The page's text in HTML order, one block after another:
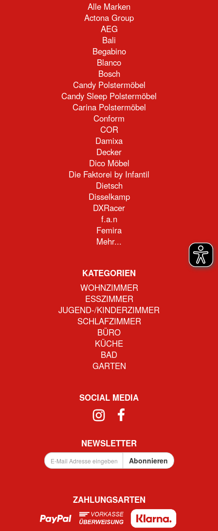
Alle Marken
Actona Group
AEG
Bali
Begabino
Blanco
Bosch
Candy Polstermöbel
Candy Sleep Polstermöbel
Carina Polstermöbel
Conform
COR
Damixa
Decker
Dico Möbel
Die Faktorei by Infantil
Dietsch
Disselkamp
DXRacer
f.a.n
Femira
Mehr...
KATEGORIEN
WOHNZIMMER
ESSZIMMER
JUGEND-/KINDERZIMMER
SCHLAFZIMMER
BÜRO
KÜCHE
BAD
GARTEN
SOCIAL MEDIA
NEWSLETTER
Mail
...
Abonnieren
ZAHLUNGSARTEN